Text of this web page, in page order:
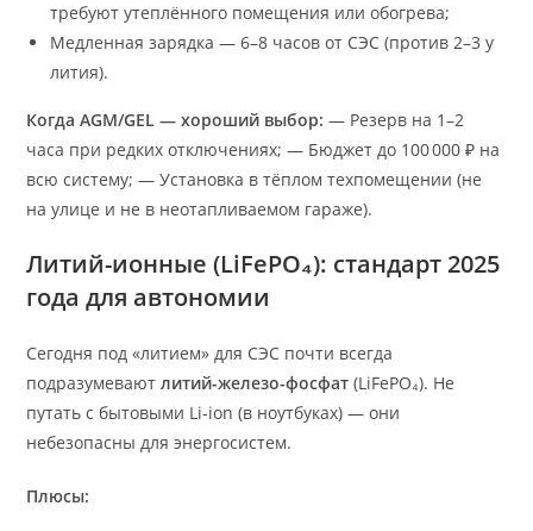
требуют утеплённого помещения или обогрева;
Медленная зарядка — 6–8 часов от СЭС (против 2–3 у
лития).
Когда AGM/GEL — хороший выбор: — Резерв на 1–2
часа при редких отключениях; — Бюджет до 100 000 ₽ на
всю систему; — Установка в тёплом техпомещении (не
на улице и не в неотапливаемом гараже).
Литий-ионные (LiFePO₄): стандарт 2025
года для автономии
Сегодня под «литием» для СЭС почти всегда
подразумеваютлитий-железо-фосфат (LiFePO₄). Не
путать с бытовыми Li-ion (в ноутбуках) — они
небезопасны для энергосистем.
Плюсы: